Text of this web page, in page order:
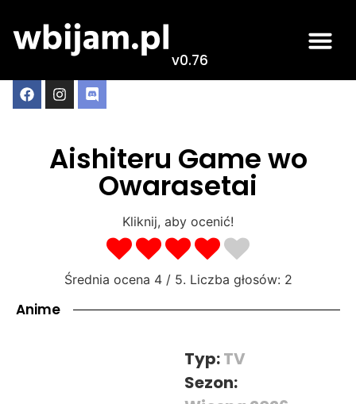
v0.76
Aishiteru Game wo
Owarasetai
Kliknij, aby ocenić!
Średnia ocena 4/ 5. Liczba głosów: 2
Anime
Typ:TV
Sezon: